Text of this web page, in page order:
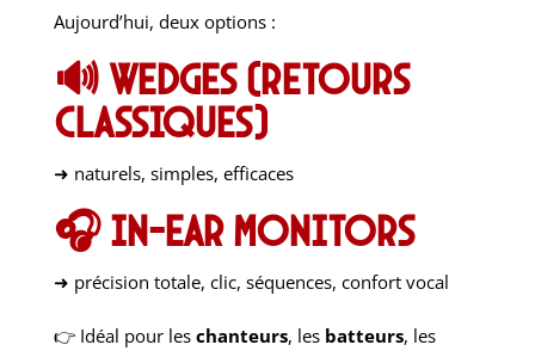
Aujourd’hui, deux options :
🔊 Wedges (retours
classiques)
➜ naturels, simples, efficaces
🎧 In-Ear Monitors
➜ précision totale, clic, séquences, confort vocal
👉 Idéal pour les chanteurs, les batteurs, les